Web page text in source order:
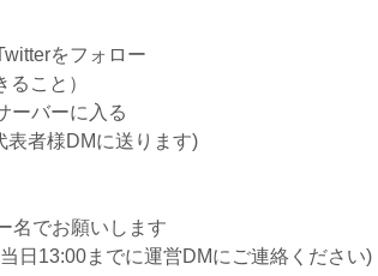
をフォロー
こと）
ーバーに入る
表者様DMに送ります)
名でお願いします
日13:00までに運営DMにご連絡ください)